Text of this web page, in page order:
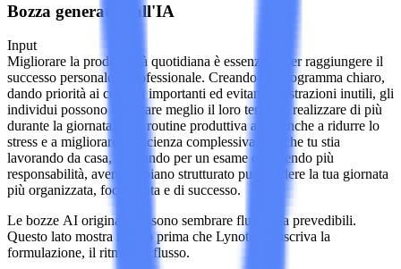
Bozza generata dall'IA
Input
Migliorare la produttività quotidiana è essenziale per raggiungere il
successo personale e professionale. Creando un programma chiaro,
dando priorità ai compiti importanti ed evitando distrazioni inutili, gli
individui possono utilizzare meglio il loro tempo e realizzare di più
durante la giornata. Una routine produttiva aiuta anche a ridurre lo
stress e a migliorare l'efficienza complessiva. Sia che tu stia
lavorando da casa, studiando per un esame o gestendo più
responsabilità, avere un piano strutturato può rendere la tua giornata
più organizzata, focalizzata e di successo.
Le bozze AI originali possono sembrare fluide ma prevedibili.
Questo lato mostra il testo prima che Lynote ne riscriva la
formulazione, il ritmo e il flusso.